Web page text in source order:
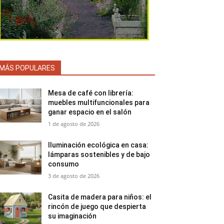
MÁS POPULARES
Mesa de café con librería:
muebles multifuncionales para
ganar espacio en el salón
1 de agosto de 2026
Iluminación ecológica en casa:
lámparas sostenibles y de bajo
consumo
3 de agosto de 2026
Casita de madera para niños: el
rincón de juego que despierta
su imaginación